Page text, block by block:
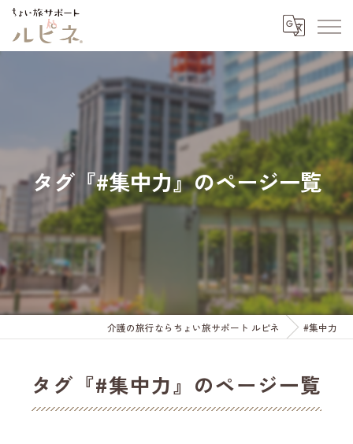
タグ『#集中力』のページ一覧
介護の旅行ならちょい旅サポート ルピネ #集中力
タグ『#集中力』のページ一覧